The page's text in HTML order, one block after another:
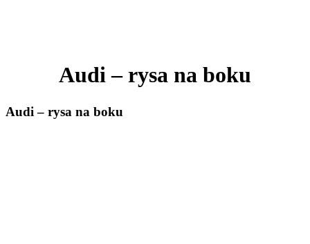
Audi – rysa na boku
Audi – rysa na boku